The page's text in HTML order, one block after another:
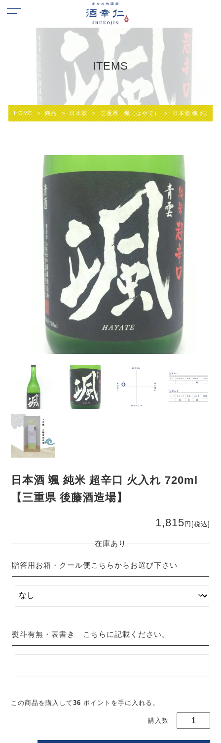
ITEMS
HOME > 商品 > 日本酒 > 三重県 颯（はやて） > 日本酒 颯 純米
日本酒 颯 純米 超辛口 火入れ 720ml
【三重県 後藤酒造場】
1,815 円 [税込]
在庫あり
贈答用お箱・クール便こちらからお選び下さい
熨斗有無・表書き こちらに記載ください。
この商品を購入して36 ポイントを手に入れる。
入
【